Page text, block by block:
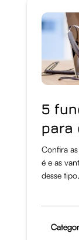
5
para
Confira
é e as
desse